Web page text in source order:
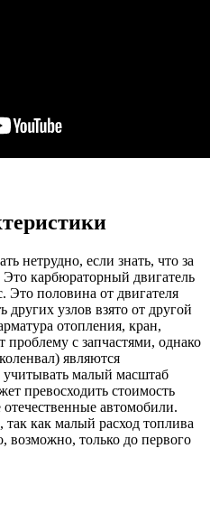
нетрудно, если знать, что за
Это карбюраторный двигатель
Это половина от двигателя
узлов взято от другой
отопления, кран,
проблему с запчастями, однако
являются
малый масштаб
превосходить стоимость
автомобили.
как малый расход топлива
только до первого